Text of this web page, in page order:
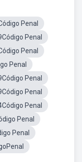
Penal
Penal
Penal
Penal
Penal
Penal
Penal
Penal
Penal